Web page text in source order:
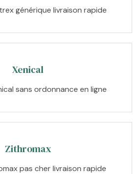
générique livraison rapide
Xenical
sans ordonnance en ligne
Zithromax
pas cher livraison rapide